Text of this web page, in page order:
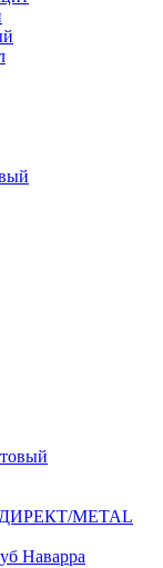
METAL
Наварра